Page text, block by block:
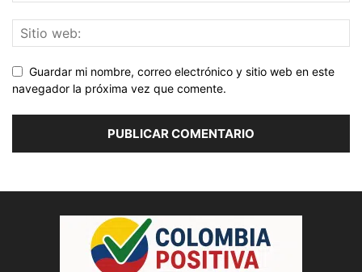
Guardar mi nombre, correo electrónico y sitio web en este
navegador la próxima vez que comente.